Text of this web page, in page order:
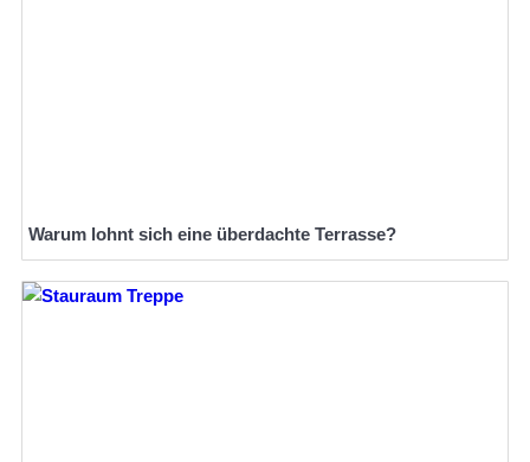
Warum lohnt sich eine überdachte Terrasse?